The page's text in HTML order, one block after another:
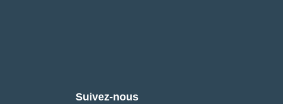
Suivez-nous